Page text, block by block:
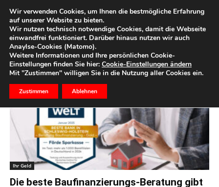
Start Schlagworte Beratung
Schlagwort: beratung
Ihr Geld
Die beste Baufinanzierungs-Beratung gibt
Wir verwenden Cookies, um Ihnen die bestmögliche Erfahrung
auf unserer Website zu bieten.
Wir nutzen technisch notwendige Cookies, damit die Webseite
einwandfrei funktioniert. Darüber hinaus nutzen wir auch
Anaylse-Cookies (Matomo).
Weitere Informationen und Ihre persönlichen Cookie-
Einstellungen finden Sie hier: Cookie-Einstellungen ändern
Mit "Zustimmen" willigen Sie in die Nutzung aller Cookies ein.
Zustimmen Ablehnen